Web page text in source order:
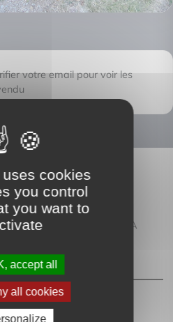
votre email pour voir les
Marcel immo
Place du Portal - 48500 LA
cookies
you control
you want to
accept all
all cookies